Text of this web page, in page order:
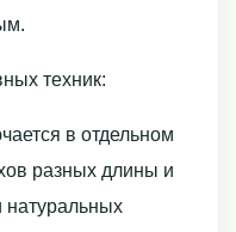
техник:
в отдельном
разных длины и